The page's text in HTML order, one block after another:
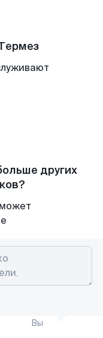
других
Вы